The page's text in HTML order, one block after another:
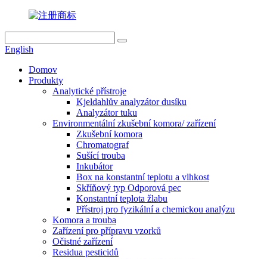
English
Domov
Produkty
Analytické přístroje
Kjeldahlův analyzátor dusíku
Analyzátor tuku
Environmentální zkušební komora/ zařízení
Zkušební komora
Chromatograf
Sušící trouba
Inkubátor
Box na konstantní teplotu a vlhkost
Skříňový typ Odporová pec
Konstantní teplota žlabu
Přístroj pro fyzikální a chemickou analýzu
Komora a trouba
Zařízení pro přípravu vzorků
Očistné zařízení
Residua pesticidů